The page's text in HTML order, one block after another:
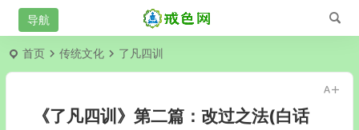
首页 传统文化 了凡四训
《了凡四训》第二篇：改过之法(白话